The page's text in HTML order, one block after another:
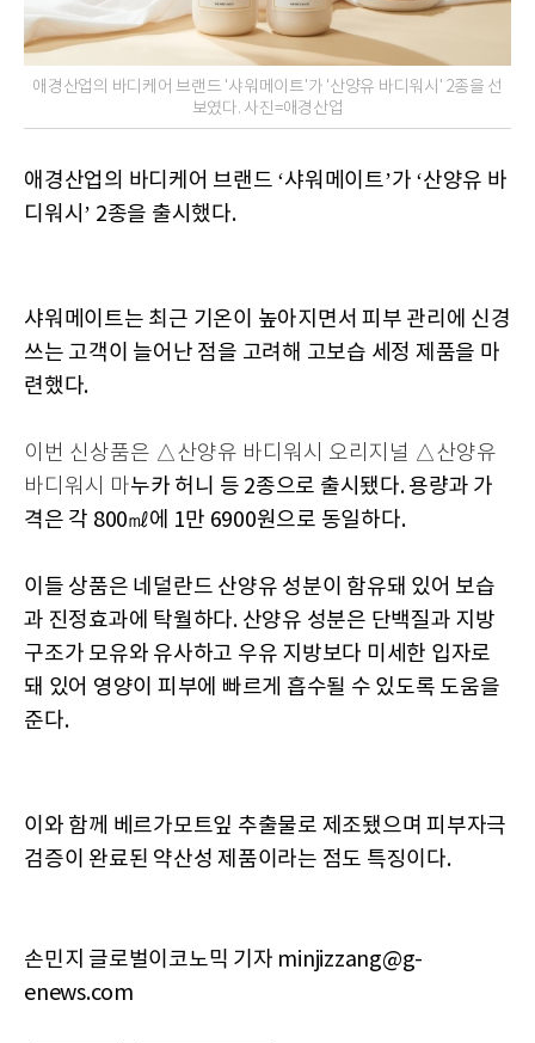
애경산업의 바디케어 브랜드 '샤워메이트'가 '산양유 바디워시' 2종을 선
보였다. 사진=애경산업
애경산업의 바디케어 브랜드 ‘샤워메이트’가 ‘산양유 바
디워시’ 2종을 출시했다.
샤워메이트는 최근 기온이 높아지면서 피부 관리에 신경
쓰는 고객이 늘어난 점을 고려해 고보습 세정 제품을 마
련했다.
이번 신상품은 △산양유 바디워시 오리지널 △산양유
바디워시 마누카 허니 등 2종으로 출시됐다. 용량과 가
격은 각 800㎖에 1만 6900원으로 동일하다.
이들 상품은 네덜란드 산양유 성분이 함유돼 있어 보습
과 진정효과에 탁월하다. 산양유 성분은 단백질과 지방
구조가 모유와 유사하고 우유 지방보다 미세한 입자로
돼 있어 영양이 피부에 빠르게 흡수될 수 있도록 도움을
준다.
이와 함께 베르가모트잎 추출물로 제조됐으며 피부자극
검증이 완료된 약산성 제품이라는 점도 특징이다.
손민지 글로벌이코노믹 기자 minjizzang@g-
enews.com